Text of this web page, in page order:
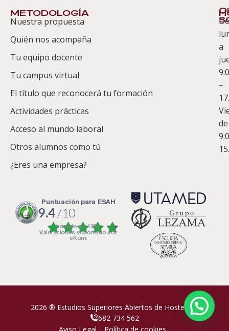
METODOLOGÍA
Nuestra propuesta
Quién nos acompaña
Tu equipo docente
Tu campus virtual
El título que reconocerá tu formación
Actividades prácticas
Acceso al mundo laboral
Otros alumnos como tú
¿Eres una empresa?
Te
De
a
–
de
puntuación para ESAH
9.4/10
basado en1331
Valoraciones soportado por
eKomi
2026 ® Estudios Superiores Abiertos de Hostelería
682 734 562